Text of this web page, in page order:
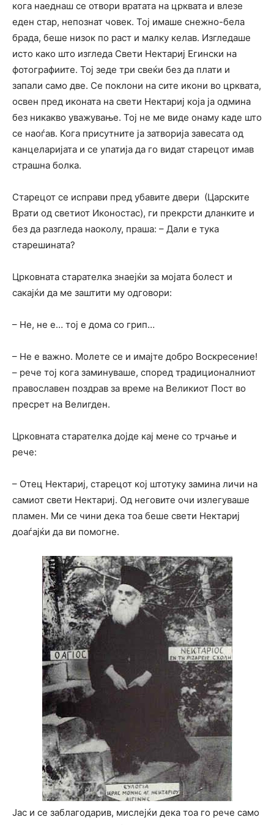
кога наеднаш се отвори вратата на црквата и влезе
еден стар, непознат човек. Тој имаше снежно-бела
брада, беше низок по раст и малку келав. Изгледаше
исто како што изгледа Свети Нектариј Егински на
фотографиите. Тој зеде три свеќи без да плати и
запали само две. Се поклони на сите икони во црквата,
освен пред иконата на свети Нектариј која ја одмина
без никакво уважување. Тој не ме виде онаму каде што
се наоѓав. Кога присутните ја затворија завесата од
канцеларијата и се упатија да го видат старецот имав
страшна болка.
Старецот се исправи пред убавите двери (Царските
Врати од светиот Иконостас), ги прекрсти дланките и
без да разгледа наоколу, праша: – Дали е тука
старешината?
Црковната старателка знаејќи за мојата болест и
сакајќи да ме заштити му одговори:
– Не, не е… тој е дома со грип…
– Не е важно. Молете се и имајте добро Воскресение!
– рече тој кога заминуваше, според традиционалниот
православен поздрав за време на Великиот Пост во
пресрет на Велигден.
Црковната старателка дојде кај мене со трчање и
рече:
– Отец Нектариј, старецот кој штотуку замина личи на
самиот свети Нектариј. Од неговите очи излегуваше
пламен. Ми се чини дека тоа беше свети Нектариј
доаѓајќи да ви помогне.
Јас и се заблагодарив, мислејќи дека тоа го рече само